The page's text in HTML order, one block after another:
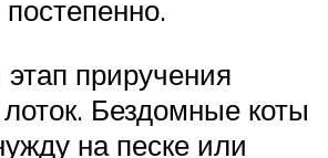
приручения
Бездомные коты
на песке или